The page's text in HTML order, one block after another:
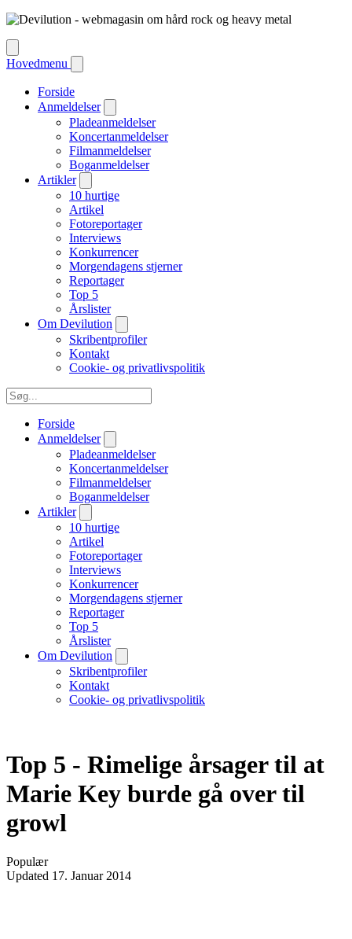
Hovedmenu
Forside
Anmeldelser
Pladeanmeldelser
Koncertanmeldelser
Filmanmeldelser
Boganmeldelser
Artikler
10 hurtige
Artikel
Fotoreportager
Interviews
Konkurrencer
Morgendagens stjerner
Reportager
Top 5
Årslister
Om Devilution
Skribentprofiler
Kontakt
Cookie- og privatlivspolitik
Forside
Anmeldelser
Pladeanmeldelser
Koncertanmeldelser
Filmanmeldelser
Boganmeldelser
Artikler
10 hurtige
Artikel
Fotoreportager
Interviews
Konkurrencer
Morgendagens stjerner
Reportager
Top 5
Årslister
Om Devilution
Skribentprofiler
Kontakt
Cookie- og privatlivspolitik
Top 5 - Rimelige årsager til at
Marie Key burde gå over til
growl
Populær
Updated 17. Januar 2014